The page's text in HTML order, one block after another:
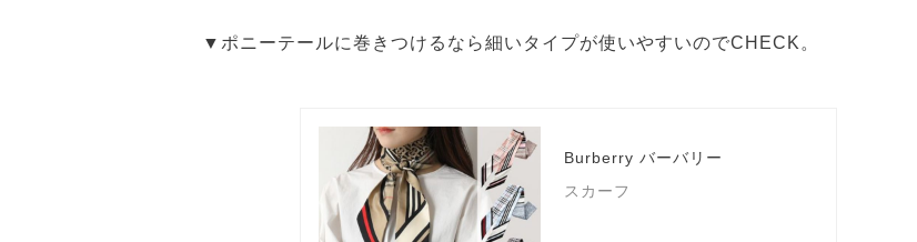
▼ポニーテールに巻きつけるなら細いタイプが使いやすいのでCHECK。
Burberry バーバリー
スカーフ